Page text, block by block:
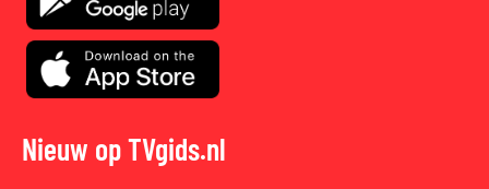
Nieuw op TVgids.nl